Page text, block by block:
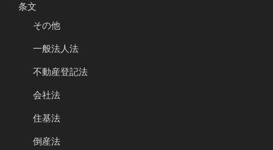
条文
その他
一般法人法
不動産登記法
会社法
住基法
倒産法